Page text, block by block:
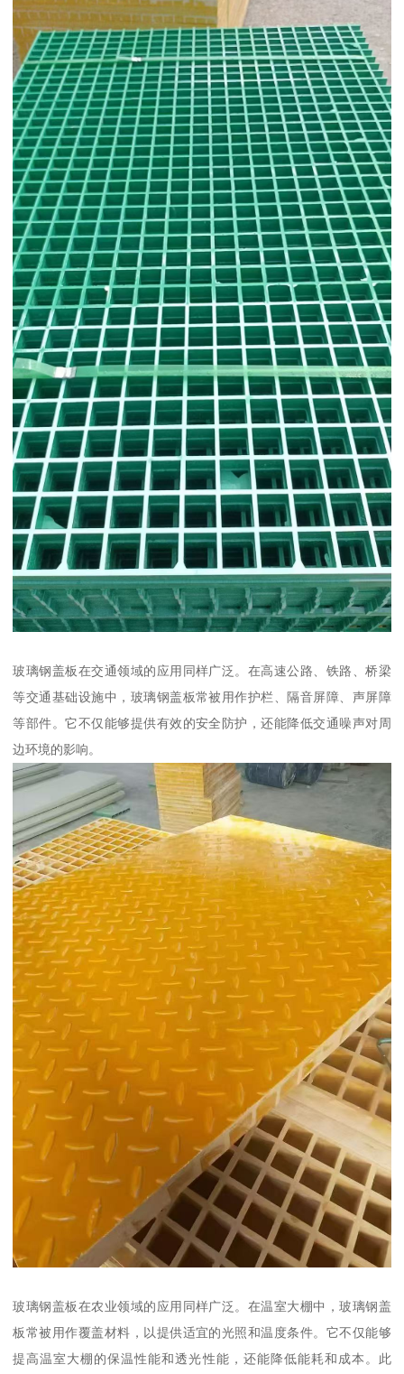
玻璃钢盖板在交通领域的应用同样广泛。在高速公路、铁路、桥梁
等交通基础设施中，玻璃钢盖板常被用作护栏、隔音屏障、声屏障
等部件。它不仅能够提供有效的安全防护，还能降低交通噪声对周
边环境的影响。
玻璃钢盖板在农业领域的应用同样广泛。在温室大棚中，玻璃钢盖
板常被用作覆盖材料，以提供适宜的光照和温度条件。它不仅能够
提高温室大棚的保温性能和透光性能，还能降低能耗和成本。此